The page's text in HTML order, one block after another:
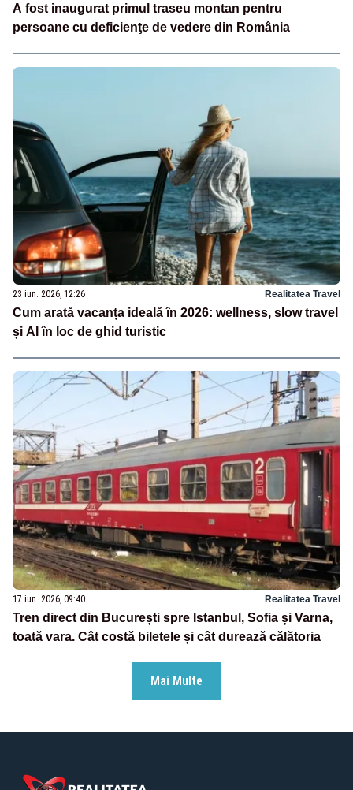
A fost inaugurat primul traseu montan pentru
persoane cu deficienţe de vedere din România
23 iun. 2026, 12:26 Realitatea Travel
Cum arată vacanța ideală în 2026: wellness, slow travel
și AI în loc de ghid turistic
17 iun. 2026, 09:40 Realitatea Travel
Tren direct din București spre Istanbul, Sofia și Varna,
toată vara. Cât costă biletele și cât durează călătoria
Mai Multe